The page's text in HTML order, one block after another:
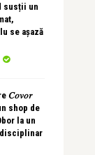
susții un
se așază
𝐶𝑜𝑣𝑜𝑟
shop de
la un